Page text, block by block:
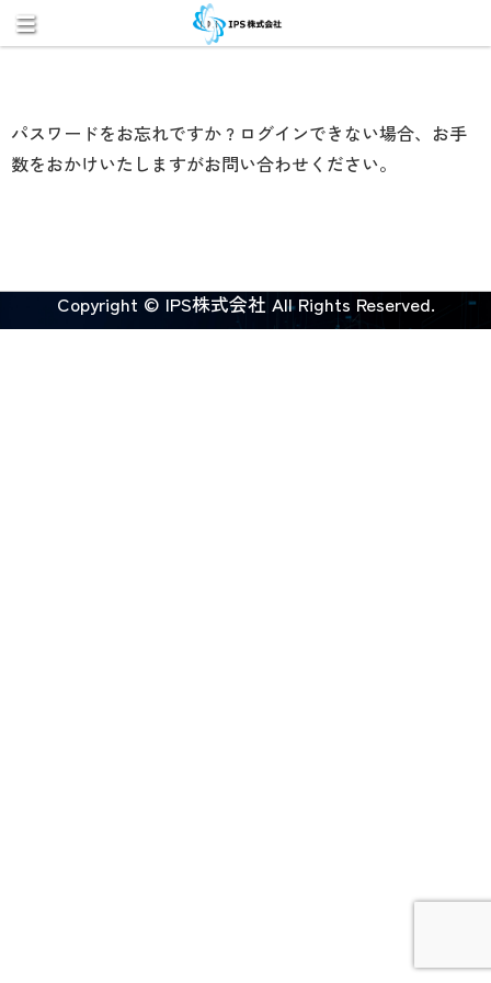
パスワードをお忘れですか ? ログインできない場合、お手
数をおかけいたしますがお問い合わせください。
Copyright © IPS株式会社 All Rights Reserved.